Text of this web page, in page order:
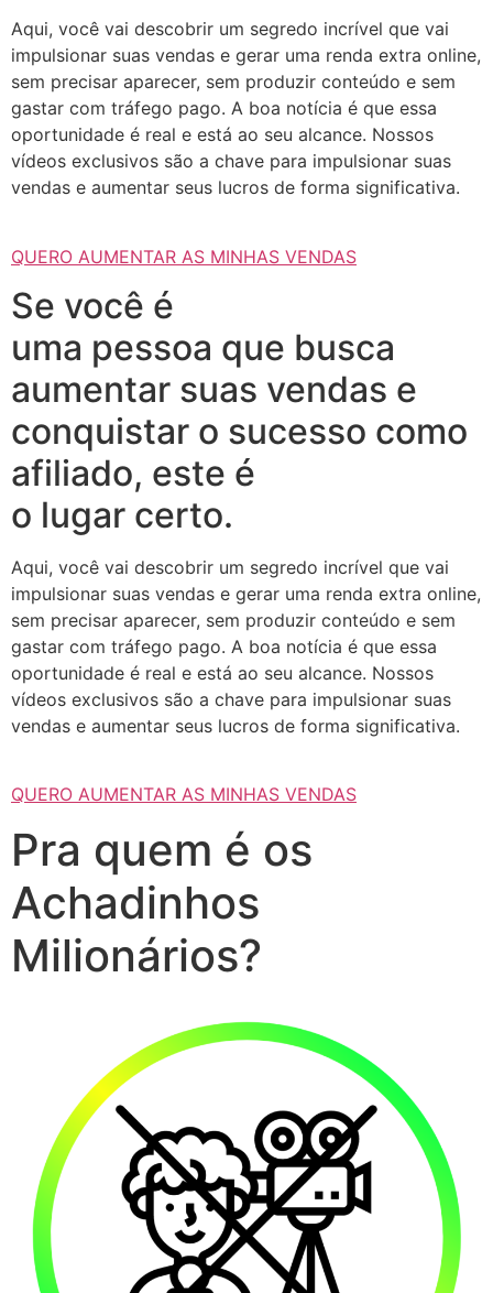
Aqui, você vai descobrir um segredo incrível que vai
impulsionar suas vendas e gerar uma renda extra online,
sem precisar aparecer, sem produzir conteúdo e sem
gastar com tráfego pago. A boa notícia é que essa
oportunidade é real e está ao seu alcance. Nossos
vídeos exclusivos são a chave para impulsionar suas
vendas e aumentar seus lucros de forma significativa.
QUERO AUMENTAR AS MINHAS VENDAS
Se você é
uma pessoa que busca
aumentar suas vendas e
conquistar o sucesso como
afiliado, este é
o lugar certo.
Aqui, você vai descobrir um segredo incrível que vai
impulsionar suas vendas e gerar uma renda extra online,
sem precisar aparecer, sem produzir conteúdo e sem
gastar com tráfego pago. A boa notícia é que essa
oportunidade é real e está ao seu alcance. Nossos
vídeos exclusivos são a chave para impulsionar suas
vendas e aumentar seus lucros de forma significativa.
QUERO AUMENTAR AS MINHAS VENDAS
Pra quem é os
Achadinhos
Milionários?